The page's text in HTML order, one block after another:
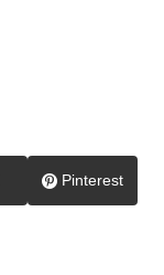
Pinterest